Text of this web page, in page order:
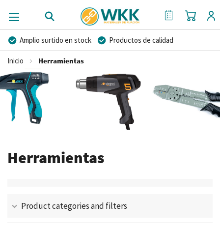
Mi
Mi Cotización
Amplio surtido en stock
Productos de calidad
Precios competitivos
Asesoramiento personal
Más de 40 años de experiencia
Posibilidad de crear marca privada
Inicio Herramientas
Herramientas
Product categories and filters